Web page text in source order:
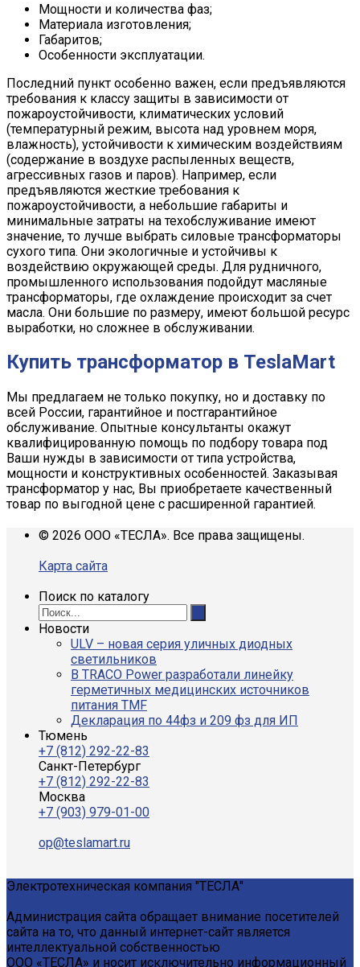
Мощности и количества фаз;
Материала изготовления;
Габаритов;
Особенности эксплуатации.
Последний пункт особенно важен, если предъявляются
требования к классу защиты в зависимости от
пожароустойчивости, климатических условий
(температурный режим, высота над уровнем моря,
влажность), устойчивости к химическим воздействиям
(содержание в воздухе распыленных веществ,
агрессивных газов и паров). Например, если
предъявляются жесткие требования к
пожароустойчивости, а небольшие габариты и
минимальные затраты на техобслуживание имеют
значение, то лучше выбрать силовые трансформаторы
сухого типа. Они экологичные и устойчивы к
воздействию окружающей среды. Для рудничного,
промышленного использования подойдут масляные
трансформаторы, где охлаждение происходит за счет
масла. Они большие по размеру, имеют большой ресурс
выработки, но сложнее в обслуживании.
Купить трансформатор в TeslaMart
Мы предлагаем не только покупку, но и доставку по
всей России, гарантийное и постгарантийное
обслуживание. Опытные консультанты окажут
квалифицированную помощь по подбору товара под
Ваши нужды в зависимости от типа устройства,
мощности и конструктивных особенностей. Заказывая
трансформатор у нас, Вы приобретаете качественный
товар по выгодной цене с расширенной гарантией.
© 2026 ООО «ТЕСЛА». Все права защищены.
Карта сайта
Поиск по каталогу
Новости
ULV – новая серия уличных диодных
светильников
В TRACO Power разработали линейку
герметичных медицинских источников
питания TMF
Декларация по 44фз и 209 фз для ИП
Тюмень
+7 (812) 292-22-83
Санкт-Петербург
+7 (812) 292-22-83
Москва
+7 (903) 979-01-00
op@teslamart.ru
Электротехническая компания "ТЕСЛА"
Администрация сайта обращает внимание посетителей
сайта на то, что данный интернет-сайт является
интеллектуальной собственностью
ООО «ТЕСЛА» и носит исключительно информационный